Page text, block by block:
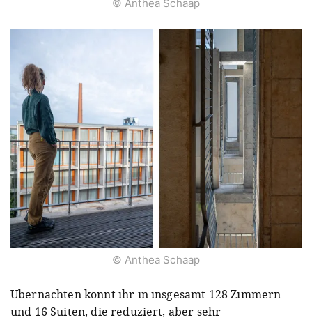
© Anthea Schaap
© Anthea Schaap
Übernachten könnt ihr in insgesamt 128 Zimmern
und 16 Suiten, die reduziert, aber sehr